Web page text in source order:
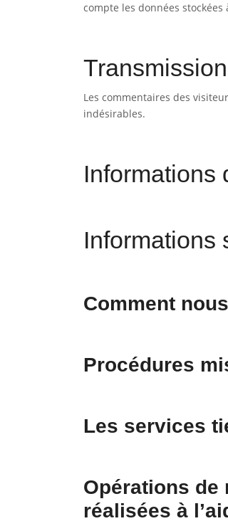
compte les données
Les commentaires des
indésirables.
Informations
Informations
Comment
Procédures
Les services
Opérations de
réalisées à